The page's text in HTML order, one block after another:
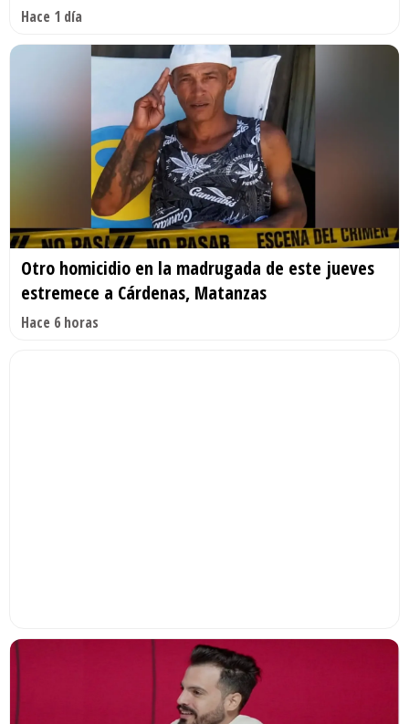
Hace 1 día
Otro homicidio en la madrugada de este jueves
estremece a Cárdenas, Matanzas
Hace 6 horas